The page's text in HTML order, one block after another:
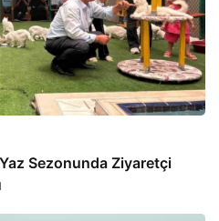
Sezonunda Ziyaretçi